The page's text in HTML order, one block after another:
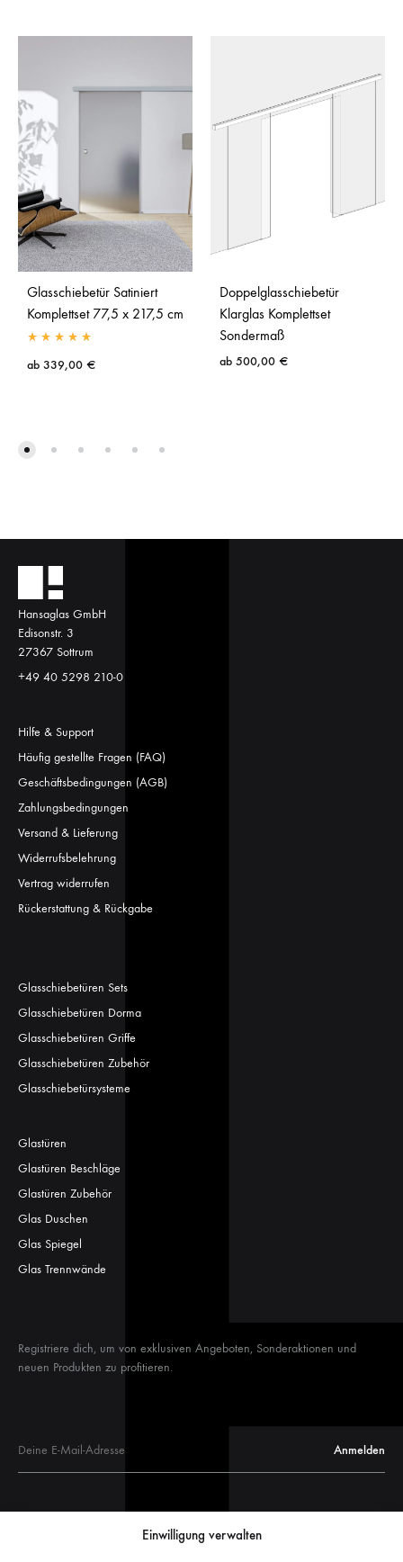
Einwilligung verwalten
Glasschiebetür Satiniert
Komplettset 77,5 x 217,5 cm
ab 339,00 €
Doppelglasschiebetür
Klarglas Komplettset
Sondermaß
ab 500,00 €
Hansaglas GmbH
Edisonstr. 3
27367 Sottrum
+49 40 5298 210-0
Hilfe & Support
Häufig gestellte Fragen (FAQ)
Geschäftsbedingungen (AGB)
Zahlungsbedingungen
Versand & Lieferung
Widerrufsbelehrung
Vertrag widerrufen
Rückerstattung & Rückgabe
Glasschiebetüren Sets
Glasschiebetüren Dorma
Glasschiebetüren Griffe
Glasschiebetüren Zubehör
Glasschiebetürsysteme
Glastüren
Glastüren Beschläge
Glastüren Zubehör
Glas Duschen
Glas Spiegel
Glas Trennwände
Registriere dich, um von exklusiven Angeboten, Sonderaktionen und
neuen Produkten zu profitieren.